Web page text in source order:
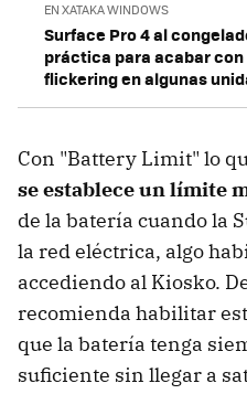
EN XATAKA WINDOWS
Surface Pro 4 al
práctica para acabar
flickering en algunas
Con "Battery Limit" lo
se establece un límite
de la batería cuando la
la red eléctrica, algo
accediendo al Kiosko.
recomienda habilitar
que la batería tenga
suficiente sin llegar a